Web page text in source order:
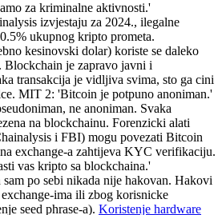
za kriminalne aktivnosti.'
izvjestaju za 2024., ilegalne
ukupnog kripto prometa.
kesinovski dolar) koriste se daleko
Blockchain je zapravo javni i
transakcija je vidljiva svima, sto ga cini
MIT 2: 'Bitcoin je potpuno anoniman.'
ne anoniman. Svaka
na blockchainu. Forenzicki alati
i FBI) mogu povezati Bitcoin
exchange-a zahtijeva KYC verifikaciju.
vas kripto sa blockchaina.'
po sebi nikada nije hakovan. Hakovi
ima ili zbog korisnicke
seed phrase-a). Koristenje hardware